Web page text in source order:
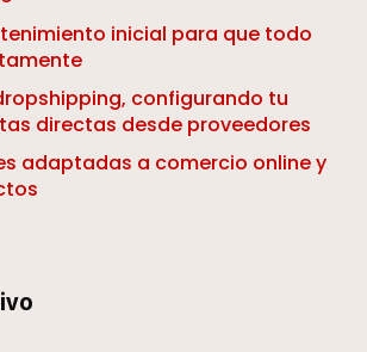
inicial para que todo
configurando tu
directas desde proveedores
adaptadas a comercio online y